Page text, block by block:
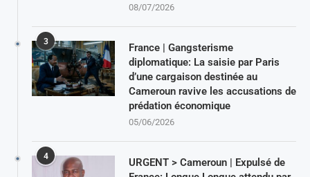
08/07/2026
3
France | Gangsterisme
diplomatique: La saisie par Paris
d’une cargaison destinée au
Cameroun ravive les accusations de
prédation économique
05/06/2026
4
URGENT > Cameroun | Expulsé de